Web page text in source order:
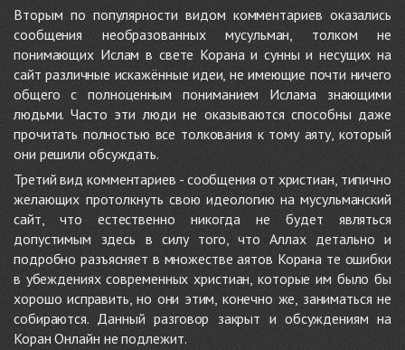
Вторым по популярности видом комментариев оказались
сообщения необразованных мусульман, толком не
понимающих Ислам в свете Корана и сунны и несущих на
сайт различные искажённые идеи, не имеющие почти ничего
общего с полноценным пониманием Ислама знающими
людьми. Часто эти люди не оказываются способны даже
прочитать полностью все толкования к тому аяту, который
они решили обсуждать.
Третий вид комментариев - сообщения от христиан, типично
желающих протолкнуть свою идеологию на мусульманский
сайт, что естественно никогда не будет являться
допустимым здесь в силу того, что Аллах детально и
подробно разъясняет в множестве аятов Корана те ошибки
в убеждениях современных христиан, которые им было бы
хорошо исправить, но они этим, конечно же, заниматься не
собираются. Данный разговор закрыт и обсуждениям на
Коран Онлайн не подлежит.